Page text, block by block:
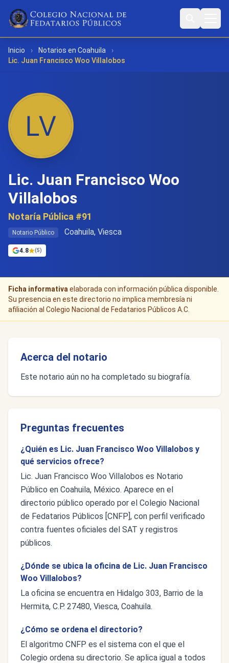
Inicio › Notarios en Coahuila
›
Lic. Juan Francisco Woo Villalobos
Lic. Juan Francisco Woo
Villalobos
Notaría Pública #91
Notario Público Coahuila, Viesca
4.8 (5)
Ficha informativa elaborada con información pública disponible.
Su presencia en este directorio no implica membresía ni
afiliación al Colegio Nacional de Fedatarios Públicos A.C.
Acerca del notario
Este notario aún no ha completado su biografía.
Preguntas frecuentes
¿Quién es Lic. Juan Francisco Woo Villalobos y
qué servicios ofrece?
Lic. Juan Francisco Woo Villalobos es Notario
Público en Coahuila, México. Aparece en el
directorio público operado por el Colegio Nacional
de Fedatarios Públicos [CNFP], con perfil verificado
contra fuentes oficiales del SAT y registros
públicos.
¿Dónde se ubica la oficina de Lic. Juan Francisco
Woo Villalobos?
La oficina se encuentra en Hidalgo 303, Barrio de la
Hermita, C.P. 27480, Viesca, Coahuila.
¿Cómo se ordena el directorio?
El algoritmo CNFP es el sistema con el que el
Colegio ordena su directorio. Se aplica igual a todos